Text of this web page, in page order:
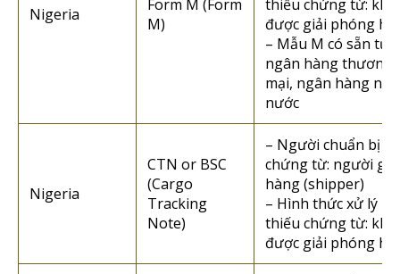
Nigeria
Form M (Form
M)
thiếu chứng từ:
được giải phóng
– Mẫu M có sẵn từ
ngân hàng thương
mại, ngân hàng nhà
nước
Nigeria
CTN or BSC
(Cargo
Tracking
Note)
– Người chuẩn bị
chứng từ: người gửi
hàng (shipper)
– Hình thức xử lý
thiếu chứng từ:
được giải phóng